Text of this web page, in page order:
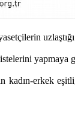
yapmaya
kadın-erkek